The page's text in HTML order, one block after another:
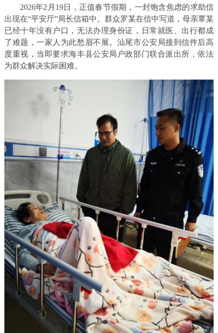
2026年2月19日，正值春节假期，一封饱含焦虑的求助信
出现在“平安厅”局长信箱中。群众罗某在信中写道，母亲覃某
已经十年没有户口，无法办理身份证，日常就医、出行都成
了难题，一家人为此愁眉不展。汕尾市公安局接到信件后高
度重视，当即要求海丰县公安局户政部门联合派出所，依法
为群众解决实际困难。